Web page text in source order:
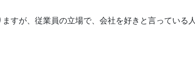
すが、従業員の立場で、会社を好きと言っている人